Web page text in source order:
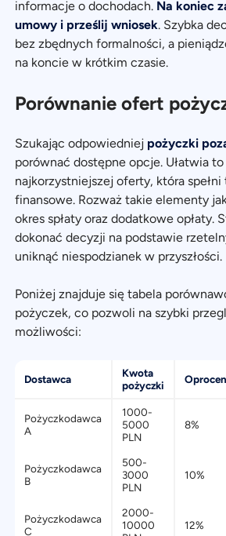
informacje o dochodach. Na koniec
umowy i prześlij wniosek. Szybka
bez zbędnych formalności, a
na koncie w krótkim czasie.
Porównanie ofert
Szukając odpowiedniej pożyczki
porównać dostępne opcje. Ułatwia
najkorzystniejszej oferty, która
finansowe. Rozważ takie elementy
okres spłaty oraz dodatkowe opłaty.
dokonać decyzji na podstawie
uniknąć niespodzianek w przyszłości.
Poniżej znajduje się tabela
pożyczek, co pozwoli na szybki
możliwości:
Dostawca
Kwota
pożyczki
Pożyczkodawca
A
1000-
5000
PLN
8%
Pożyczkodawca
B
500-
3000
PLN
10%
Pożyczkodawca
C
2000-
10000
12%